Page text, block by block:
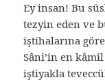
Ey insan! Bu
tezyin eden ve
iştihalarına
Sâni’in en
iştiyakla